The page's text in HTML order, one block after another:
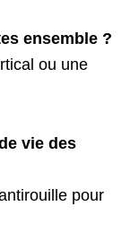
ensemble ?
ou une
vie des
pour